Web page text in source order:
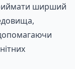
ширший